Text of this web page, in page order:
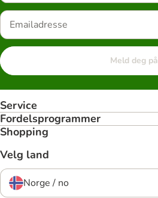
Meld deg på
Service
Fordelsprogrammer
Shopping
Velg land
Norge / no